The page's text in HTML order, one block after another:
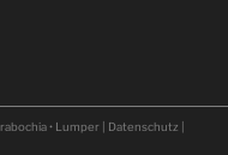
• Lumper | Datenschutz